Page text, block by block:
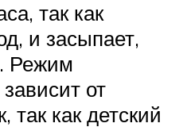
так как
и засыпает,
Режим
от
так как детский